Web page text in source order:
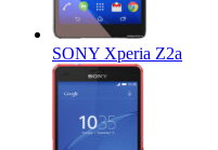
SONY Xperia Z2a